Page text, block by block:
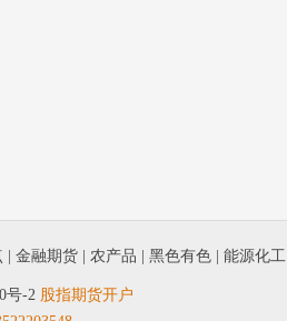
金融期货 农产品 黑色有色 能源化工
号-2 股指期货开户